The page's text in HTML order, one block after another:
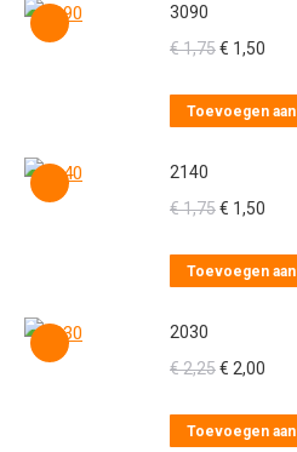
3090
€1,75
was:
€ 1,50
is:
Toevoegen
2140
€1,75
was:
€ 1,50
is:
Toevoegen
2030
€2,25
was:
€ 2,00
is:
Toevoegen